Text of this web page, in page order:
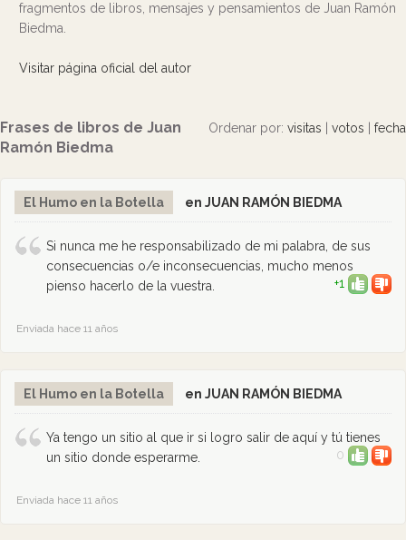
fragmentos de libros, mensajes y pensamientos de Juan Ramón
Biedma.
Visitar página oficial del autor
Ordenar por: visitas votos fecha
Frases de libros de Juan
Ramón Biedma
El Humo en la Botella en JUAN RAMÓN BIEDMA
Si nunca me he responsabilizado de mi palabra, de sus
consecuencias o/e inconsecuencias, mucho menos
pienso hacerlo de la vuestra.
+1
Enviada hace 11 años
El Humo en la Botella en JUAN RAMÓN BIEDMA
Ya tengo un sitio al que ir si logro salir de aquí y tú tienes
un sitio donde esperarme.
0
Enviada hace 11 años